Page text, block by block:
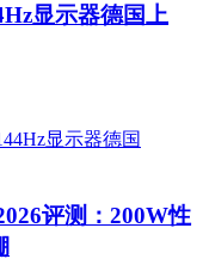
显示器德国上
评测：200W性